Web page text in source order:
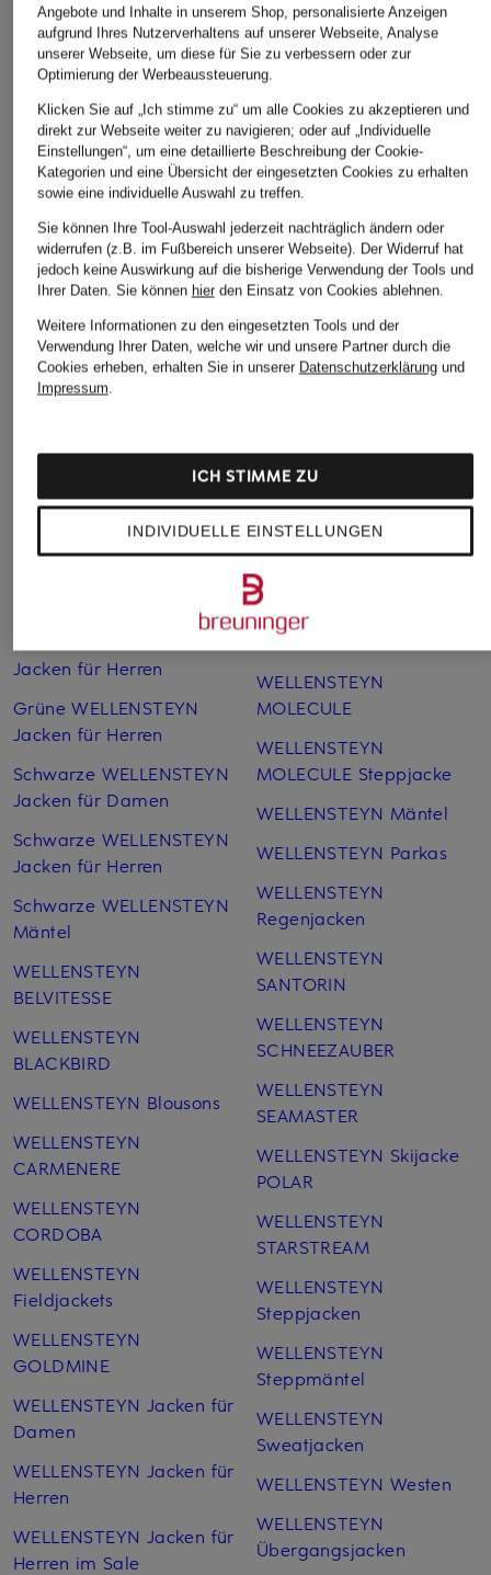
WELLENSTEYN
Steppjacke
CARMENERE LADY
CHF 289
Ursprünglich:CHF 359
DUNO
Lightweight-
Daunenmantel
CELLINI
CHF 560
patagonia
Daunenjacke
CHF 439
Weitere Kategorien
Jacken für Herren
Grüne WELLENSTEYN
Jacken für Herren
Schwarze WELLENSTEYN
Jacken für Damen
Schwarze WELLENSTEYN
Jacken für Herren
Schwarze WELLENSTEYN
Mäntel
WELLENSTEYN
BELVITESSE
WELLENSTEYN
BLACKBIRD
WELLENSTEYN Blousons
WELLENSTEYN
CARMENERE
WELLENSTEYN
CORDOBA
WELLENSTEYN
Fieldjackets
WELLENSTEYN
GOLDMINE
WELLENSTEYN Jacken für
Damen
WELLENSTEYN Jacken für
Herren
WELLENSTEYN Jacken für
Herren im Sale
WELLENSTEYN Jacken
SALE
WELLENSTEYN MOL
WELLENSTEYN
MOLECULE
WELLENSTEYN
MOLECULE Steppjacke
WELLENSTEYN Mäntel
WELLENSTEYN Parkas
WELLENSTEYN
Regenjacken
WELLENSTEYN
SANTORIN
WELLENSTEYN
SCHNEEZAUBER
WELLENSTEYN
SEAMASTER
WELLENSTEYN Skijacke
POLAR
WELLENSTEYN
STARSTREAM
WELLENSTEYN
Steppjacken
WELLENSTEYN
Steppmäntel
WELLENSTEYN
Sweatjacken
WELLENSTEYN Westen
WELLENSTEYN
Übergangsjacken
Angebote und Inhalte in unserem Shop, personalisierte Anzeigen
aufgrund Ihres Nutzerverhaltens auf unserer Webseite, Analyse
unserer Webseite, um diese für Sie zu verbessern oder zur
Optimierung der Werbeaussteuerung.
Klicken Sie auf „Ich stimme zu“ um alle Cookies zu akzeptieren und
direkt zur Webseite weiter zu navigieren; oder auf „Individuelle
Einstellungen“, um eine detaillierte Beschreibung der Cookie-
Kategorien und eine Übersicht der eingesetzten Cookies zu erhalten
sowie eine individuelle Auswahl zu treffen.
Sie können Ihre Tool-Auswahl jederzeit nachträglich ändern oder
widerrufen (z.B. im Fußbereich unserer Webseite). Der Widerruf hat
jedoch keine Auswirkung auf die bisherige Verwendung der Tools und
Ihrer Daten. Sie können hierden Einsatz von Cookies ablehnen.
Weitere Informationen zu den eingesetzten Tools und der
Verwendung Ihrer Daten, welche wir und unsere Partner durch die
Cookies erheben, erhalten Sie in unserer Datenschutzerklärungund
Impressum.
INDIVIDUELLE EINSTELLUNGEN
ICH STIMME ZU